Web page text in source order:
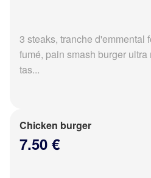
3 steaks, tranche d'emmental
fumé, pain smash burger
tas...
Chicken burger
7.50 €